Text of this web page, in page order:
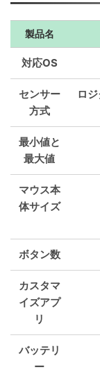
製品名
対応OS
センサー
方式
ロ
最小値と
最大値
マウス本
体サイズ
ボタン数
カスタマ
イズアプ
リ
バッテリ
ー